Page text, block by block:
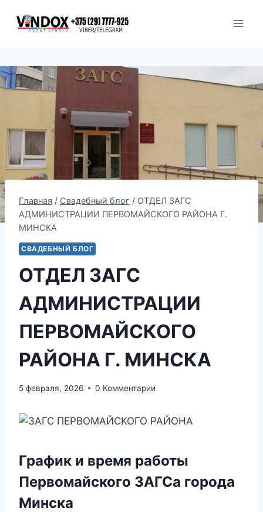
Главная / Свадебный блог / ОТДЕЛ ЗАГС
АДМИНИСТРАЦИИ ПЕРВОМАЙСКОГО РАЙОНА Г.
МИНСКА
СВАДЕБНЫЙ БЛОГ
ОТДЕЛ ЗАГС
АДМИНИСТРАЦИИ
ПЕРВОМАЙСКОГО
РАЙОНА Г. МИНСКА
5 февраля, 2026 0 Комментарии
График и время работы
Первомайского ЗАГСа города
Минска